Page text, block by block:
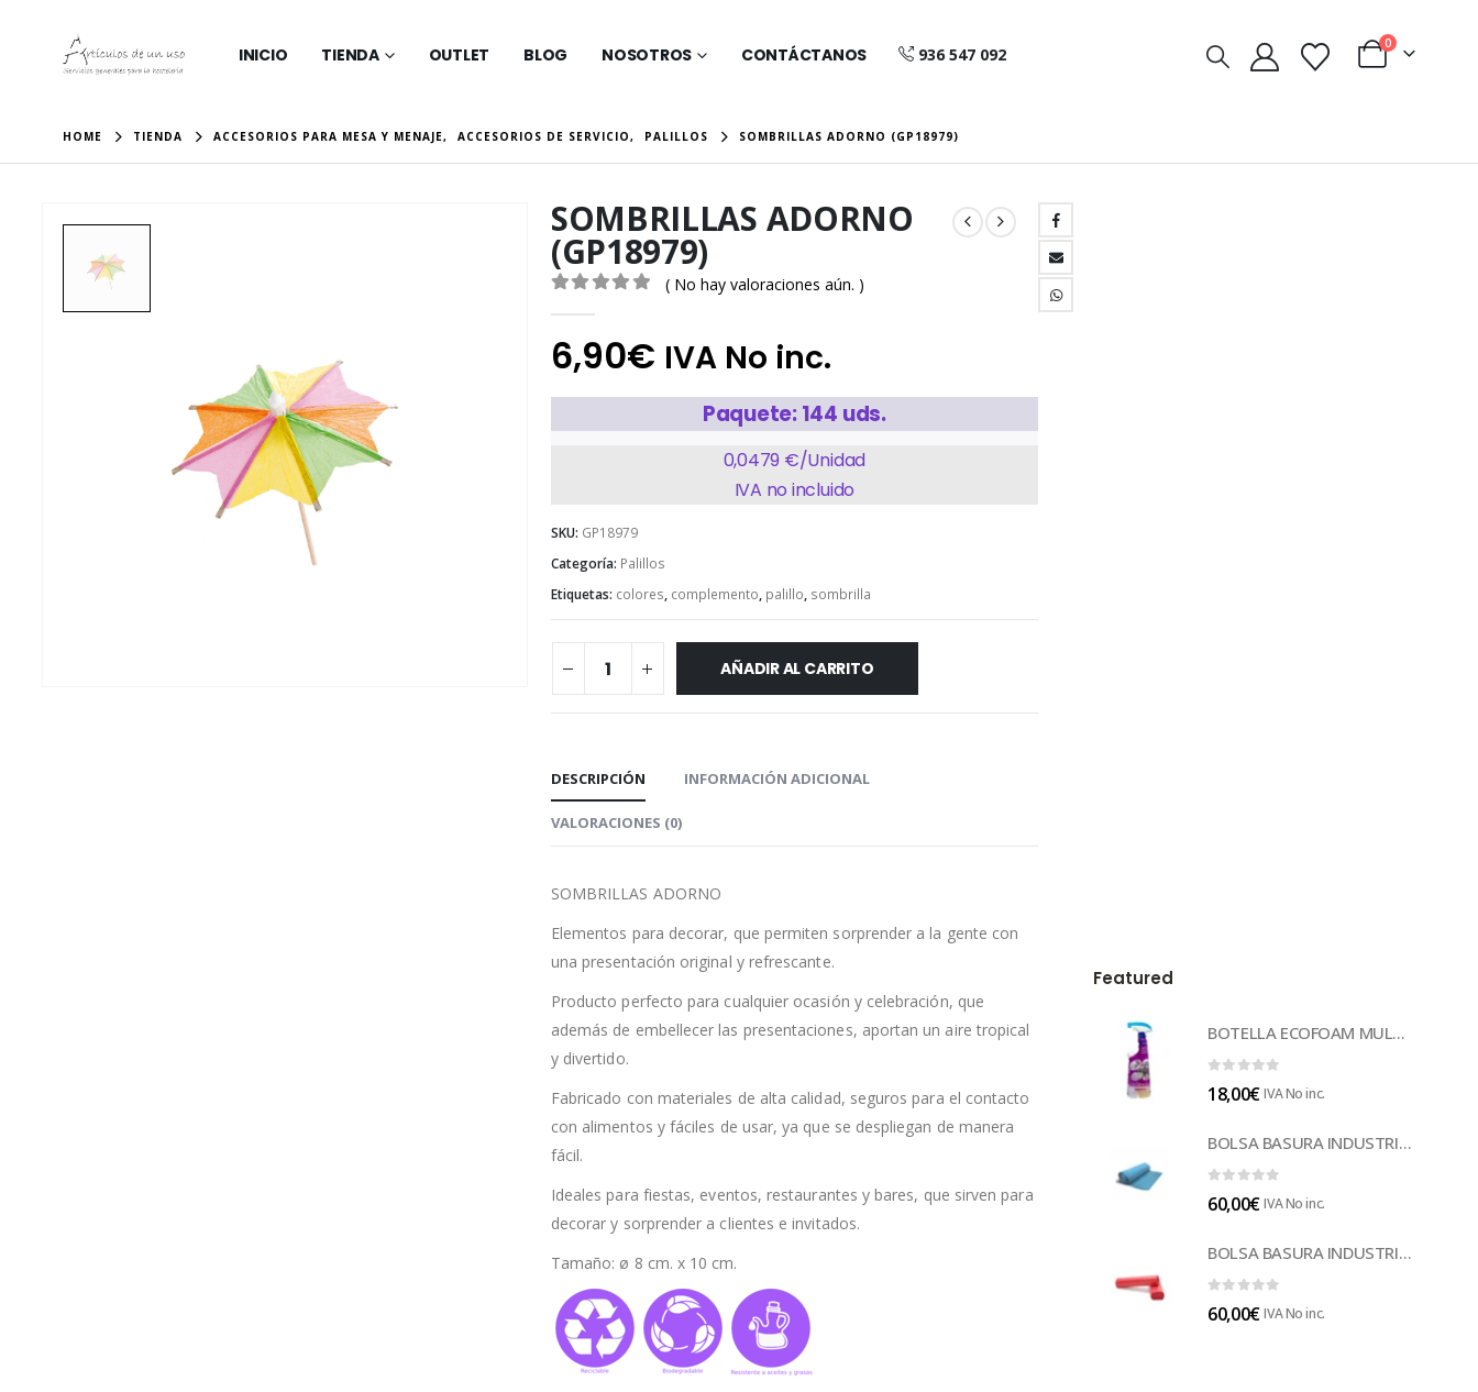
INICIO TIENDA OUTLET BLOG NOSOTROS CONTÁCTANOS 936 547 092
0
HOME TIENDA ACCESORIOS PARA MESA Y MENAJE, ACCESORIOS DE SERVICIO, PALILLOS SOMBRILLAS ADORNO (GP18979)
SOMBRILLAS ADORNO
(GP18979)
( No hay valoraciones aún. )
6,90€ IVA No inc.
Paquete: 144 uds.
0,0479 €/Unidad
IVA no incluido
SKU: GP18979
Categoría: Palillos
Etiquetas: colores, complemento, palillo, sombrilla
AÑADIR AL CARRITO
DESCRIPCIÓN INFORMACIÓN ADICIONAL
VALORACIONES (0)
SOMBRILLAS ADORNO
Elementos para decorar, que permiten sorprender a la gente con
una presentación original y refrescante.
Producto perfecto para cualquier ocasión y celebración, que
además de embellecer las presentaciones, aportan un aire tropical
y divertido.
Fabricado con materiales de alta calidad, seguros para el contacto
con alimentos y fáciles de usar, ya que se despliegan de manera
fácil.
Ideales para fiestas, eventos, restaurantes y bares, que sirven para
decorar y sorprender a clientes e invitados.
Tamaño: ø 8 cm. x 10 cm.
Featured
BOTELLA ECOFOAM MULTISUELOS (LECOF12)
18,00€ IVA No inc.
BOLSA BASURA INDUSTRIAL AZUL (B014A)
60,00€ IVA No inc.
BOLSA BASURA INDUSTRIAL ROJA 85 (B014)
60,00€ IVA No inc.